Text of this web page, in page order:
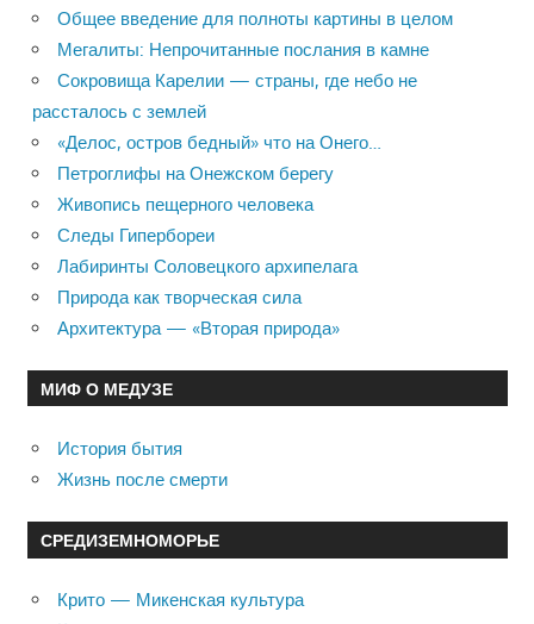
Общее введение для полноты картины в целом
Мегалиты: Непрочитанные послания в камне
Сокровища Карелии — страны, где небо не
рассталось с землей
«Делос, остров бедный» что на Онего…
Петроглифы на Онежском берегу
Живопись пещерного человека
Следы Гипербореи
Лабиринты Соловецкого архипелага
Природа как творческая сила
Архитектура — «Вторая природа»
МИФ О МЕДУЗЕ
История бытия
Жизнь после смерти
СРЕДИЗЕМНОМОРЬЕ
Крито — Микенская культура